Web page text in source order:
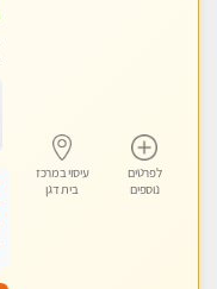
לפרטים
נוספים
עיסוי במרכז
בית דגן